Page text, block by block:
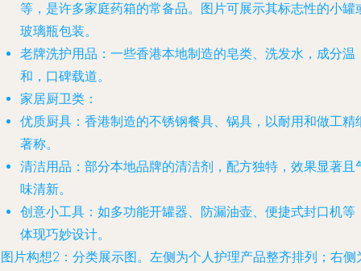
等，是许多家庭药箱的常备品。图片可展示其标志性的小罐
玻璃瓶包装。
老牌洗护用品 ：一些香港本地制造的皂类、洗发水，成分温
和，口碑载道。
家居厨卫类 ：
优质厨具 ：香港制造的不锈钢餐具、锅具，以耐用和做工精
著称。
清洁用品 ：部分本地品牌的清洁剂，配方独特，效果显著且
味清新。
创意小工具 ：如多功能开罐器、防漏油壶、便捷式封口机等
体现巧妙设计。
片构想2：分类展示图。左侧为个人护理产品整齐排列；右侧